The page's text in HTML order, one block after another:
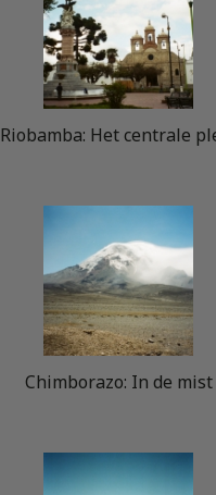
Riobamba: Het centrale
Chimborazo: In de mist